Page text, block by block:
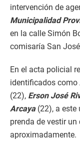
intervención de
Municipalidad
en la calle Simón
comisaría San
En el acta policial
identificados como
(22), Erson José
Arcaya (22), a este
prenda de vestir
aproximadamente.